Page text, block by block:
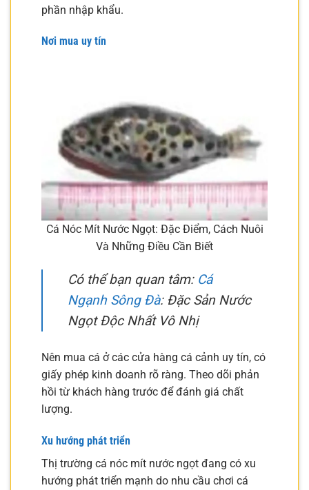
phần nhập khẩu.
Nơi mua uy tín
Cá Nóc Mít Nước Ngọt: Đặc Điểm, Cách Nuôi
Và Những Điều Cần Biết
Có thể bạn quan tâm: Cá
Ngạnh Sông Đà: Đặc Sản Nước
Ngọt Độc Nhất Vô Nhị
Nên mua cá ở các cửa hàng cá cảnh uy tín, có
giấy phép kinh doanh rõ ràng. Theo dõi phản
hồi từ khách hàng trước để đánh giá chất
lượng.
Xu hướng phát triển
Thị trường cá nóc mít nước ngọt đang có xu
hướng phát triển mạnh do nhu cầu chơi cá